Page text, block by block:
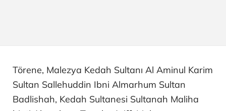
Törene, Malezya Kedah Sultanı Al Aminul Karim
Sultan Sallehuddin Ibni Almarhum Sultan
Badlishah, Kedah Sultanesi Sultanah Maliha